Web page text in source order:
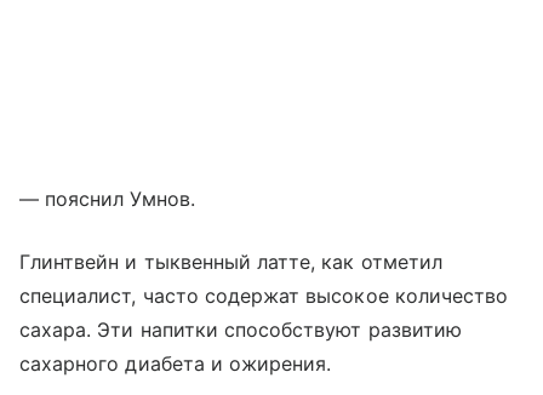
— пояснил Умнов.
Глинтвейн и тыквенный латте, как отметил
специалист, часто содержат высокое количество
сахара. Эти напитки способствуют развитию
сахарного диабета и ожирения.